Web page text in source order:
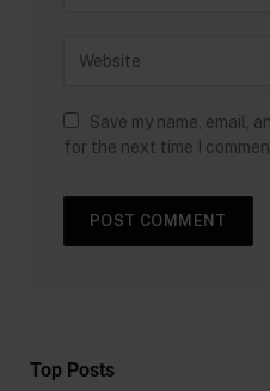
Save my name, email,
for the next time I
Top Posts